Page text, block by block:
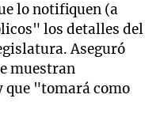
lo notifiquen (a
los detalles del
Aseguró
muestran
que "tomará como